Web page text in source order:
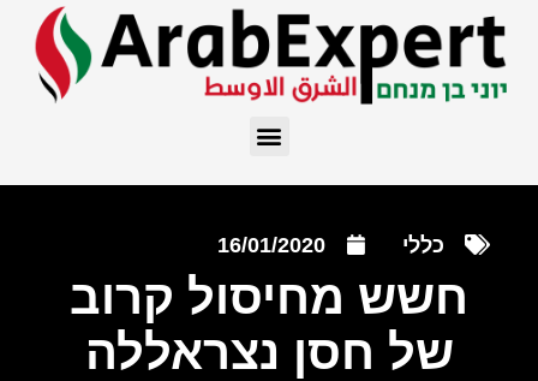
כללי 16/01/2020
חשש מחיסול קרוב
של חסן נצראללה